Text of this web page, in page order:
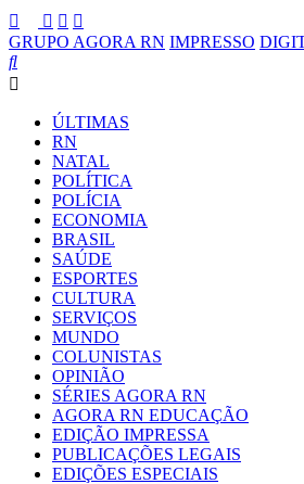
GRUPO AGORA RN IMPRESSO
ÚLTIMAS
RN
NATAL
POLÍTICA
POLÍCIA
ECONOMIA
BRASIL
SAÚDE
ESPORTES
CULTURA
SERVIÇOS
MUNDO
COLUNISTAS
OPINIÃO
SÉRIES AGORA RN
AGORA RN EDUCAÇÃO
EDIÇÃO IMPRESSA
PUBLICAÇÕES LEGAIS
EDIÇÕES ESPECIAIS